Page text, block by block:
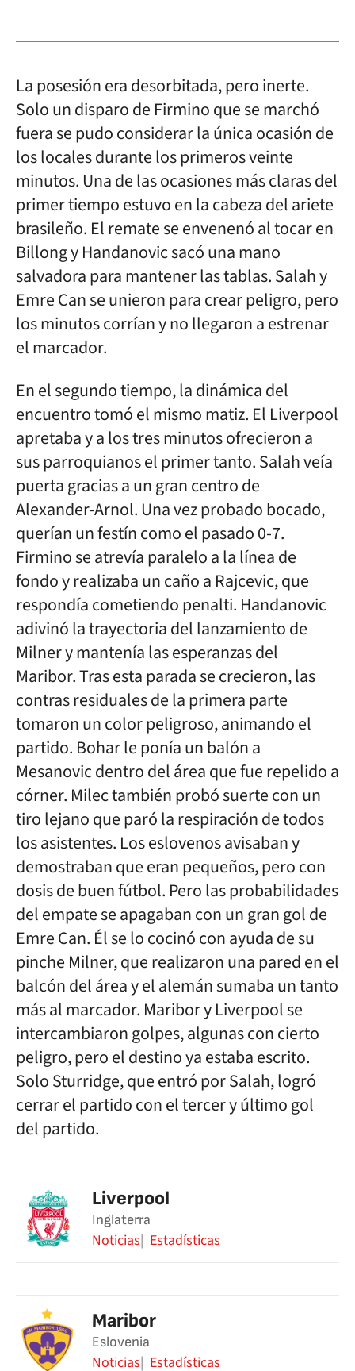
La posesión era desorbitada, pero inerte.
Solo un disparo de Firmino que se marchó
fuera se pudo considerar la única ocasión de
los locales durante los primeros veinte
minutos. Una de las ocasiones más claras del
primer tiempo estuvo en la cabeza del ariete
brasileño. El remate se envenenó al tocar en
Billong y Handanovic sacó una mano
salvadora para mantener las tablas. Salah y
Emre Can se unieron para crear peligro, pero
los minutos corrían y no llegaron a estrenar
el marcador.
En el segundo tiempo, la dinámica del
encuentro tomó el mismo matiz. El Liverpool
apretaba y a los tres minutos ofrecieron a
sus parroquianos el primer tanto. Salah veía
puerta gracias a un gran centro de
Alexander-Arnol. Una vez probado bocado,
querían un festín como el pasado 0-7.
Firmino se atrevía paralelo a la línea de
fondo y realizaba un caño a Rajcevic, que
respondía cometiendo penalti. Handanovic
adivinó la trayectoria del lanzamiento de
Milner y mantenía las esperanzas del
Maribor. Tras esta parada se crecieron, las
contras residuales de la primera parte
tomaron un color peligroso, animando el
partido. Bohar le ponía un balón a
Mesanovic dentro del área que fue repelido a
córner. Milec también probó suerte con un
tiro lejano que paró la respiración de todos
los asistentes. Los eslovenos avisaban y
demostraban que eran pequeños, pero con
dosis de buen fútbol. Pero las probabilidades
del empate se apagaban con un gran gol de
Emre Can. Él se lo cocinó con ayuda de su
pinche Milner, que realizaron una pared en el
balcón del área y el alemán sumaba un tanto
más al marcador. Maribor y Liverpool se
intercambiaron golpes, algunas con cierto
peligro, pero el destino ya estaba escrito.
Solo Sturridge, que entró por Salah, logró
cerrar el partido con el tercer y último gol
del partido.
Liverpool
Inglaterra
Noticias Estadísticas
Maribor
Eslovenia
Noticias Estadísticas